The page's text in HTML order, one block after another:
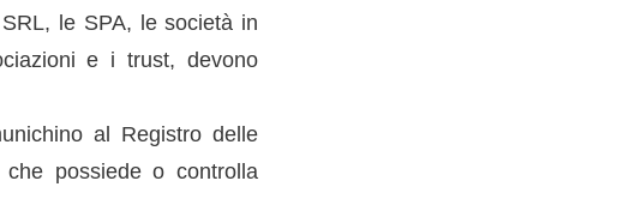
le SPA, le società in
e i trust, devono
al Registro delle
possiede o controlla